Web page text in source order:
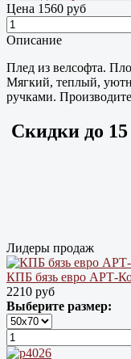
Цена 1560 руб
Описание
Плед из велсофта.
Мягкий, теплый,
ручками.
Скидки до
Лидеры продаж
КПБ бязь евро АРТ-
2210 руб
Выберите размер: